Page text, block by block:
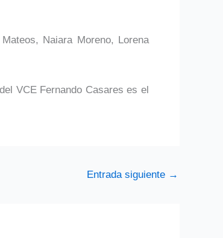
Naiara Moreno, Lorena
VCE Fernando Casares es el
Entrada siguiente →